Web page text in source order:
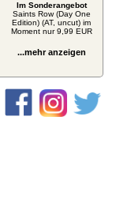
Im Sonderangebot
Saints Row (Day One
Edition) (AT, uncut) im
Moment nur 9,99 EUR
...mehr anzeigen